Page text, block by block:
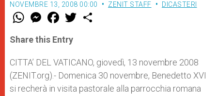
NOVEMBRE 13, 2008 00:00 ZENIT STAFF DICASTERI
W
t
s
p
p
M
e
s
e
g
e
r
F
a
e
b
o
k
w
r
Share this Entry
CITTA’ DEL VATICANO, giovedì, 13 novembre 2008
(ZENIT.org).- Domenica 30 novembre, Benedetto XVI
si recherà in visita pastorale alla parrocchia romana